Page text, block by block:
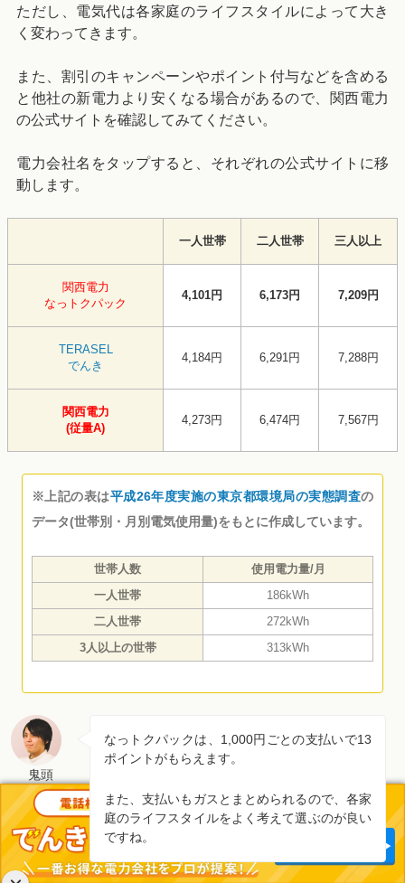
ただし、電気代は各家庭のライフスタイルによって大き
く変わってきます。
また、割引のキャンペーンやポイント付与などを含める
と他社の新電力より安くなる場合があるので、関西電力
の公式サイトを確認してみてください。
電力会社名をタップすると、それぞれの公式サイトに移
動します。
一人世帯 二人世帯 三人以上
関西電力
なっトクパック
4,101円 6,173円 7,209円
TERASEL
でんき
4,184円 6,291円 7,288円
関西電力
(従量A)
4,273円 6,474円 7,567円
※上記の表は平成26年度実施の東京都環境局の実態調査の
データ(世帯別・月別電気使用量)をもとに作成しています。
世帯人数
使用電力量/月
一人世帯
186kWh
二人世帯
272kWh
3人以上の世帯
313kWh
鬼頭
なっトクパックは、1,000円ごとの支払いで13
ポイントがもらえます。
また、支払いもガスとまとめられるので、各家
庭のライフスタイルをよく考えて選ぶのが良い
ですね。